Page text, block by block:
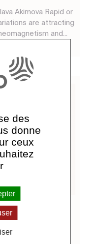
Akimova Rapid or
are attracting
and...
des
donne
ceux